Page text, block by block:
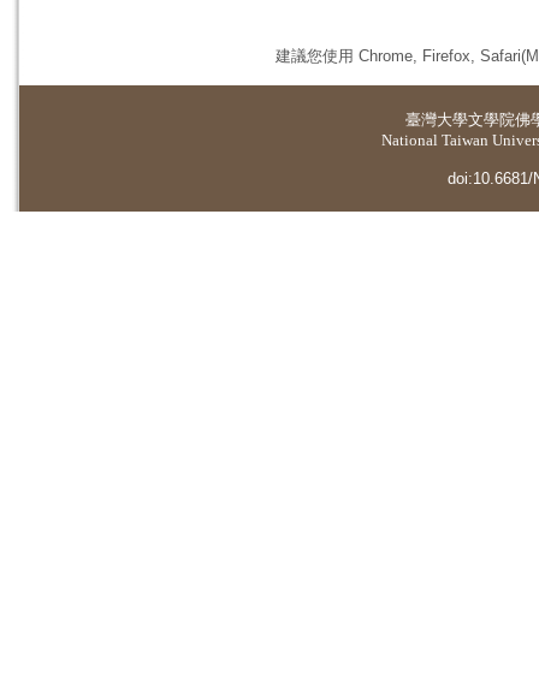
建議您使用 Chrome, Firefox,
臺灣大學文學院佛
National Taiwan
doi:10.6681/